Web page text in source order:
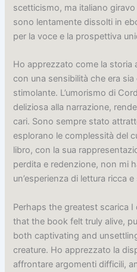
scetticismo, ma italiano
sono lentamente dissolti in
per la voce e la prospettiva
Ho apprezzato come la
con una sensibilità che era
stimolante. L’umorismo di
deliziosa alla narrazione,
cari. Sono sempre stato
esplorano le complessità del
libro, con la sua
perdita e redenzione, non mi
un’esperienza di lettura ricca
Perhaps the greatest scarica
that the book felt truly alive,
both captivating and
creature. Ho apprezzato la
affrontare argomenti difficili,